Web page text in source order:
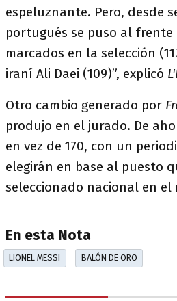
espeluznante. Pero, desde
portugués se puso al frente
marcados en la selección
iraní Ali Daei (109)”, explicó
Otro cambio generado por
produjo en el jurado. De
en vez de 170, con un
elegirán en base al puesto
seleccionado nacional en el
En esta Nota
LIONEL MESSI BALÓN DE ORO